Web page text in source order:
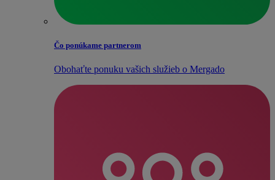
Čo ponúkame partnerom
Obohaťte ponuku vašich služieb o Mergado